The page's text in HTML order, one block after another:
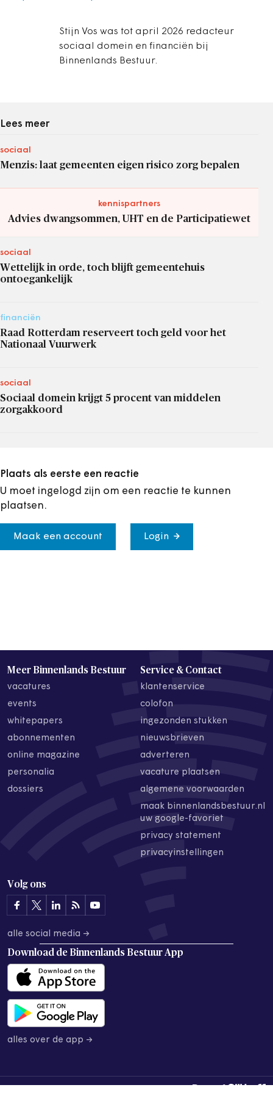
Stijn Vos was tot april 2026 redacteur
sociaal domein en financiën bij
Binnenlands Bestuur.
Lees meer
sociaal
Menzis: laat gemeenten eigen risico zorg bepalen
kennispartners
Advies dwangsommen, UHT en de Participatiewet
sociaal
Wettelijk in orde, toch blijft gemeentehuis
ontoegankelijk
financiën
Raad Rotterdam reserveert toch geld voor het
Nationaal Vuurwerk
sociaal
Sociaal domein krijgt 5 procent van middelen
zorgakkoord
Plaats als eerste een reactie
U moet ingelogd zijn om een reactie te kunnen
plaatsen.
Maak een account Login
Meer Binnenlands Bestuur
vacatures
events
whitepapers
abonnementen
online magazine
personalia
dossiers
Service & Contact
klantenservice
colofon
ingezonden stukken
nieuwsbrieven
adverteren
vacature plaatsen
algemene voorwaarden
maak binnenlandsbestuur.nl
uw google-favoriet
privacy statement
privacyinstellingen
Volg ons
alle social media →
Download de Binnenlands Bestuur App
alles over de app →